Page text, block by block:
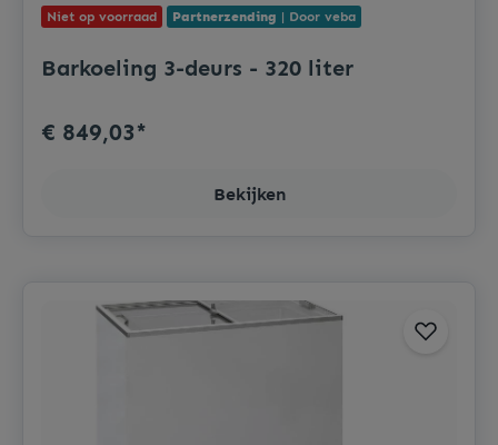
Niet op voorraad Partnerzending | Door veba
Barkoeling 3-deurs - 320 liter
€ 849,03*
Bekijken